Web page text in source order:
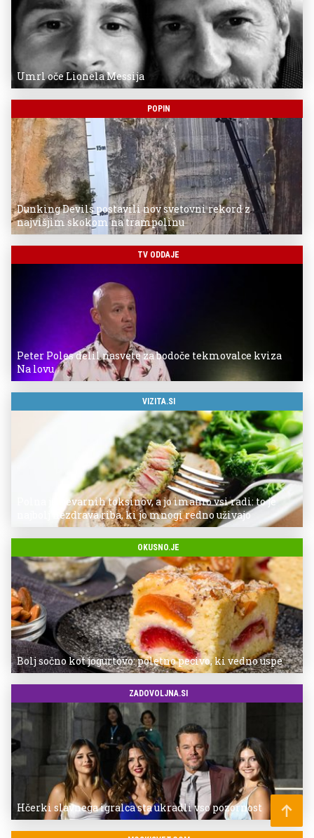
Umrl oče Lionela Messija
POPIN
Dunking Devils postavili nov svetovni rekord z
najvišjim skokom na trampolinu
TV ODDAJE
Peter Poles delil nasvete za bodoče tekmovalce kviza
Na lovu
VIZITA.SI
Polna je nevarnih toksinov, a jo imamo vsi radi: to je
najbolj nezdrava riba, ki jo mnogi redno uživajo
OKUSNO.JE
Bolj sočno kot jogurtovo: poletno pecivo, ki vedno uspe
ZADOVOLJNA.SI
Hčerki slavnega igralca sta ukradli vso pozornost